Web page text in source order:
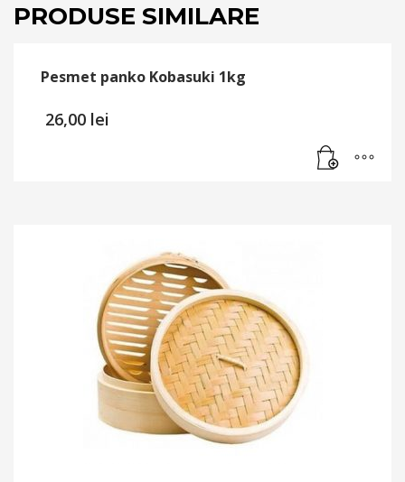
PRODUSE SIMILARE
Pesmet panko Kobasuki 1kg
26,00 lei